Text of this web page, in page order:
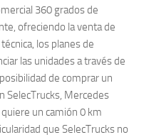
360 grados de
ofreciendo la venta de
los planes de
las unidades a través de
de comprar un
SelecTrucks, Mercedes
un camión 0 km
que SelecTrucks no